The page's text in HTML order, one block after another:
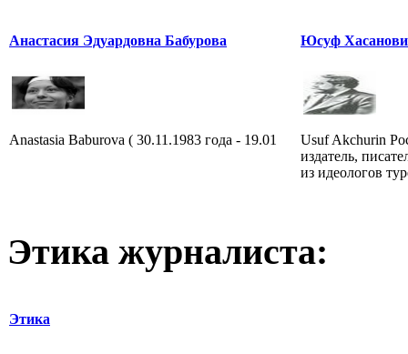
Анастасия Эдуардовна Бабурова
Anastasia Baburova ( 30.11.1983 года - 19.01
Юсуф
Usuf Akchurin
издатель,
из идеологов
Этика журналиста:
Этика